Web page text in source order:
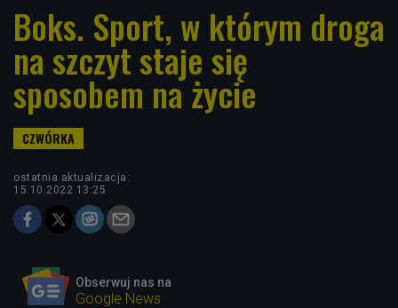
Boks. Sport, w którym droga
na szczyt staje się
sposobem na życie
ostatnia aktualizacja:
15.10.2022 13:25
Obserwuj nas na
Google News